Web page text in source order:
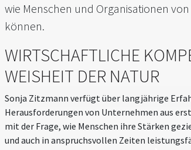
wie Menschen und Organisationen
können.
WIRTSCHAFTLICHE
WEISHEIT DER NATUR
Sonja Zitzmann verfügt über langjährige
Herausforderungen von Unternehmen aus
mit der Frage, wie Menschen ihre Stärken
und auch in anspruchsvollen Zeiten